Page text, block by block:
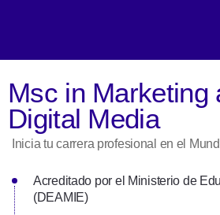
Msc in Marketing
Digital Media
Inicia tu carrera profesional en el
Acreditado por el Ministerio de
(DEAMIE)